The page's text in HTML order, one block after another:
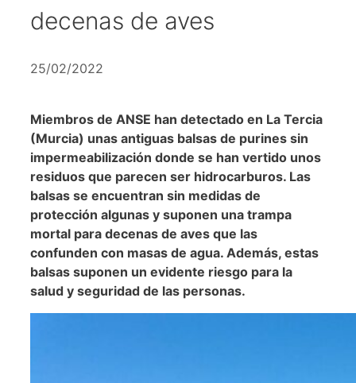
decenas de aves
25/02/2022
Miembros de ANSE han detectado en La Tercia
(Murcia) unas antiguas balsas de purines sin
impermeabilización donde se han vertido unos
residuos que parecen ser hidrocarburos. Las
balsas se encuentran sin medidas de
protección algunas y suponen una trampa
mortal para decenas de aves que las
confunden con masas de agua. Además, estas
balsas suponen un evidente riesgo para la
salud y seguridad de las personas.